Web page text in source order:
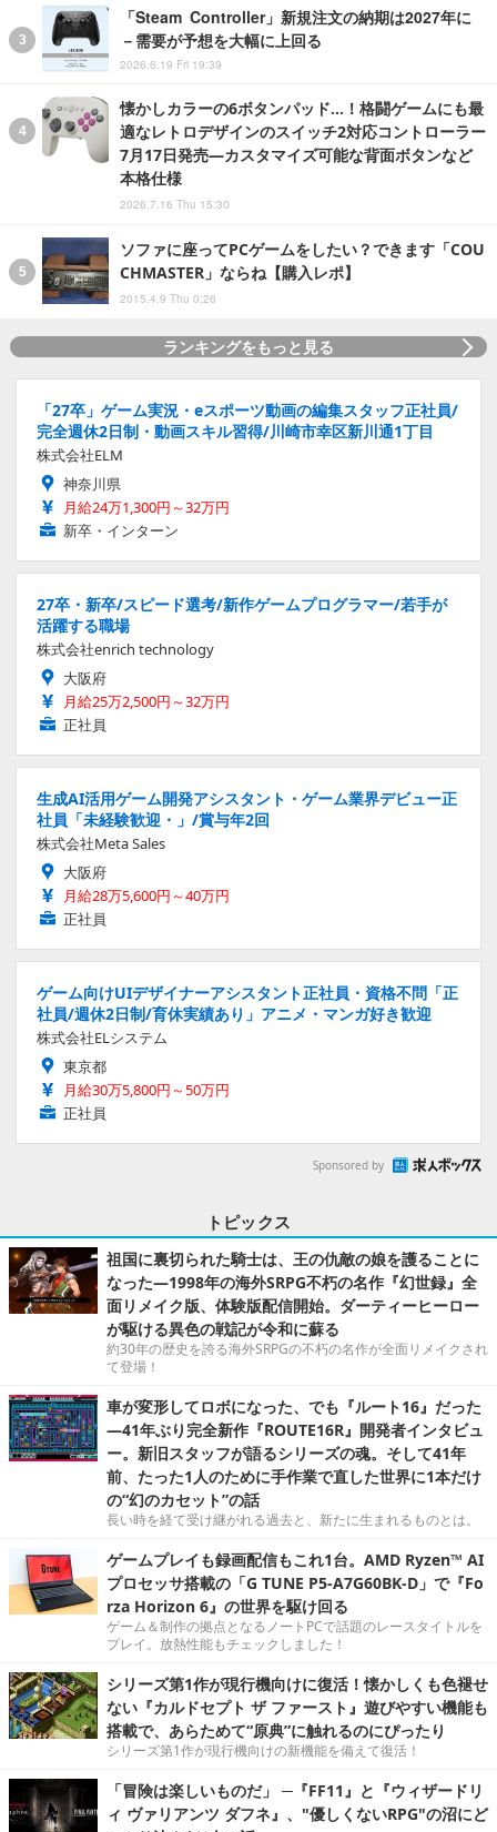
「Steam Controller」新規注文の納期は2027年に
－需要が予想を大幅に上回る
2026.6.19 Fri 19:39
懐かしカラーの6ボタンパッド…！格闘ゲームにも最
適なレトロデザインのスイッチ2対応コントローラー
7月17日発売―カスタマイズ可能な背面ボタンなど
本格仕様
2026.7.16 Thu 15:30
ソファに座ってPCゲームをしたい？できます「COU
CHMASTER」ならね【購入レポ】
2015.4.9 Thu 0:26
ランキングをもっと見る
「27卒」ゲーム実況・eスポーツ動画の編集スタッフ正社員/
完全週休2日制・動画スキル習得/川崎市幸区新川通1丁目
株式会社ELM
神奈川県
月給24万1,300円～32万円
新卒・インターン
27卒・新卒/スピード選考/新作ゲームプログラマー/若手が
活躍する職場
株式会社enrich technology
大阪府
月給25万2,500円～32万円
正社員
生成AI活用ゲーム開発アシスタント・ゲーム業界デビュー正
社員「未経験歓迎・」/賞与年2回
株式会社Meta Sales
大阪府
月給28万5,600円～40万円
正社員
ゲーム向けUIデザイナーアシスタント正社員・資格不問「正
社員/週休2日制/育休実績あり」アニメ・マンガ好き歓迎
株式会社ELシステム
東京都
月給30万5,800円～50万円
正社員
Sponsored by
トピックス
祖国に裏切られた騎士は、王の仇敵の娘を護ることに
なった―1998年の海外SRPG不朽の名作『幻世録』全
面リメイク版、体験版配信開始。ダーティーヒーロー
が駆ける異色の戦記が令和に蘇る
約30年の歴史を誇る海外SRPGの不朽の名作が全面リメイクされ
て登場！
車が変形してロボになった、でも『ルート16』だった
―41年ぶり完全新作『ROUTE16R』開発者インタビュ
ー。新旧スタッフが語るシリーズの魂。そして41年
前、たった1人のために手作業で直した世界に1本だけ
の“幻のカセット”の話
長い時を経て受け継がれる過去と、新たに生まれるものとは。
ゲームプレイも録画配信もこれ1台。AMD Ryzen™ AI
プロセッサ搭載の「G TUNE P5-A7G60BK-D」で『Fo
rza Horizon 6』の世界を駆け回る
ゲーム＆制作の拠点となるノートPCで話題のレースタイトルを
プレイ。放熱性能もチェックしました！
シリーズ第1作が現行機向けに復活！懐かしくも色褪せ
ない『カルドセプト ザ ファースト』遊びやすい機能も
搭載で、あらためて“原典”に触れるのにぴったり
シリーズ第1作が現行機向けの新機能を備えて復活！
「冒険は楽しいものだ」 ─『FF11』と『ウィザードリ
ィ ヴァリアンツ ダフネ』、"優しくないRPG"の沼にど